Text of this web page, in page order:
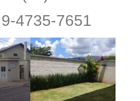
4735-7651